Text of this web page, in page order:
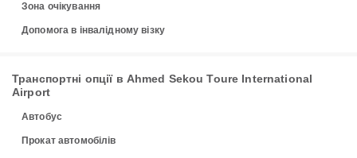
Зона очікування
Допомога в інвалідному візку
Транспортні опції в Ahmed Sekou Toure International
Airport
Автобус
Прокат автомобілів